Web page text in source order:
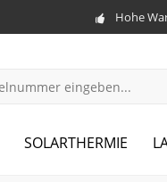
Hohe
SOLARTHERMIE